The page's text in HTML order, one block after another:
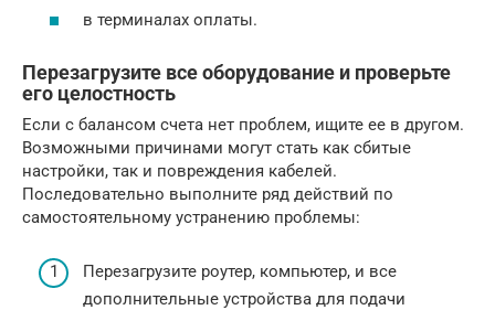
в терминалах оплаты.
Перезагрузите все оборудование и проверьте
его целостность
Если с балансом счета нет проблем, ищите ее в другом.
Возможными причинами могут стать как сбитые
настройки, так и повреждения кабелей.
Последовательно выполните ряд действий по
самостоятельному устранению проблемы:
Перезагрузите роутер, компьютер, и все
дополнительные устройства для подачи